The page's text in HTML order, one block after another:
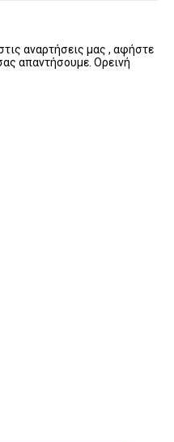
αναρτήσεις μας , αφήστε
απαντήσουμε. Ορεινή